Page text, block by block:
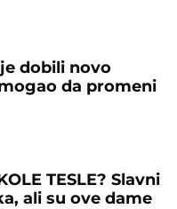
dobili novo
da promeni
TESLE? Slavni
ali su ove dame